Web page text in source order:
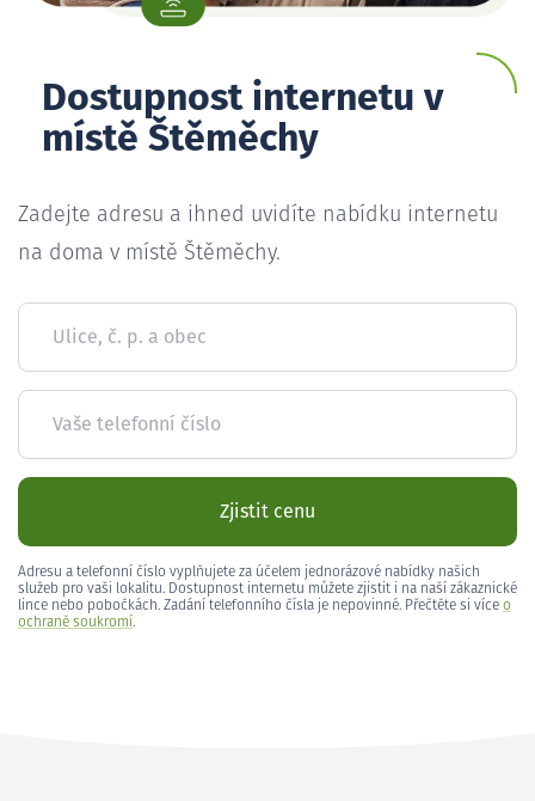
Dostupnost internetu v
místě Štěměchy
Zadejte adresu a ihned uvidíte nabídku internetu
na doma v místě Štěměchy.
Ulice, č. p. a obec
Vaše telefonní číslo
Zjistit cenu
Adresu a telefonní číslo vyplňujete za účelem jednorázové nabídky našich
služeb pro vaši lokalitu. Dostupnost internetu můžete zjistit i na naší zákaznické
lince nebo pobočkách. Zadání telefonního čísla je nepovinné. Přečtěte si více o
ochraně soukromí.